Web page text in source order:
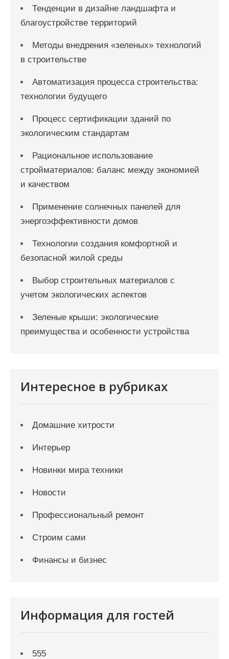
Тенденции в дизайне ландшафта и
благоустройстве территорий
Методы внедрения «зеленых» технологий
в строительстве
Автоматизация процесса строительства:
технологии будущего
Процесс сертификации зданий по
экологическим стандартам
Рациональное использование
стройматериалов: баланс между экономией
и качеством
Применение солнечных панелей для
энергоэффективности домов
Технологии создания комфортной и
безопасной жилой среды
Выбор строительных материалов с
учетом экологических аспектов
Зеленые крыши: экологические
преимущества и особенности устройства
Интересное в рубриках
Домашние хитрости
Интерьер
Новинки мира техники
Новости
Профессиональный ремонт
Строим сами
Финансы и бизнес
Информация для гостей
555